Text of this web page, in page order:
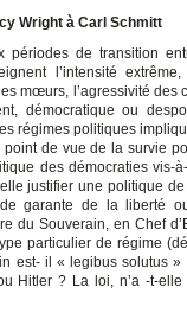
Wright à Carl Schmitt
périodes de transition
l’intensité
mœurs, l’agressivité des
démocratique ou
régimes politiques
de vue de la survie
des démocraties vis-
justifier une politique de
garante de la liberté
du Souverain, en Chef
particulier de régime
est- il « legibus solutus »
Hitler ? La loi, n’a -t-elle